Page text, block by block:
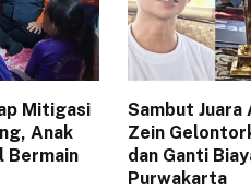
Mitigasi
Anak
Bermain
Sambut Juara
Zein
dan Ganti
Purwakarta